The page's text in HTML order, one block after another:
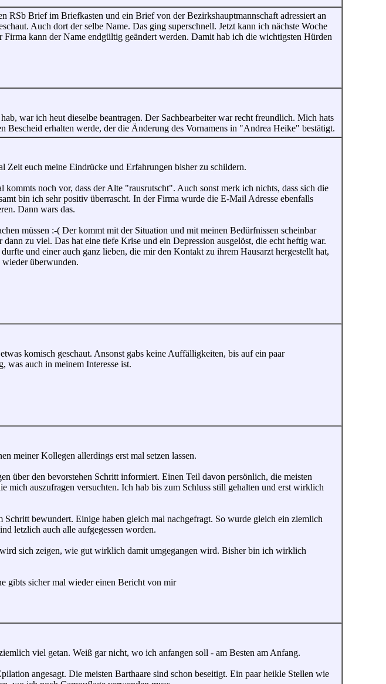
Brief im Briefkasten und ein Brief von der Bezirkshauptmannschaft adressiert an
Auch dort der selbe Name. Das ging superschnell. Jetzt kann ich nächste Woche
kann der Name endgültig geändert werden. Damit hab ich die wichtigsten Hürden
war ich heut dieselbe beantragen. Der Sachbearbeiter war recht freundlich. Mich hats
Bescheid erhalten werde, der die Änderung des Vornamens in "Andrea Heike" bestätigt.
Zeit euch meine Eindrücke und Erfahrungen bisher zu schildern.
noch vor, dass der Alte "rausrutscht". Auch sonst merk ich nichts, dass sich die
bin ich sehr positiv überrascht. In der Firma wurde die E-Mail Adresse ebenfalls
Dann wars das.
müssen :-( Der kommt mit der Situation und mit meinen Bedürfnissen scheinbar
zu viel. Das hat eine tiefe Krise und ein Depression ausgelöst, die echt heftig war.
und einer auch ganz lieben, die mir den Kontakt zu ihrem Hausarzt hergestellt hat,
überwunden.
komisch geschaut. Ansonst gabs keine Auffälligkeiten, bis auf ein paar
was auch in meinem Interesse ist.
meiner Kollegen allerdings erst mal setzen lassen.
über den bevorstehen Schritt informiert. Einen Teil davon persönlich, die meisten
auszufragen versuchten. Ich hab bis zum Schluss still gehalten und erst wirklich
bewundert. Einige haben gleich mal nachgefragt. So wurde gleich ein ziemlich
letzlich auch alle aufgegessen worden.
sich zeigen, wie gut wirklich damit umgegangen wird. Bisher bin ich wirklich
gibts sicher mal wieder einen Bericht von mir
viel getan. Weiß gar nicht, wo ich anfangen soll - am Besten am Anfang.
angesagt. Die meisten Barthaare sind schon beseitigt. Ein paar heikle Stellen wie